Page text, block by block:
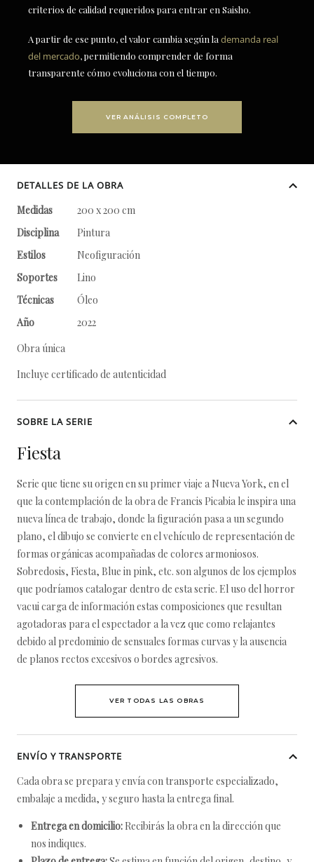
criterios de calidad requeridos para entrar en Saisho.
A partir de ese punto, el valor cambia según la demanda real
del mercado, permitiendo comprender de forma
transparente cómo evoluciona con el tiempo.
VER ANÁLISIS COMPLETO
DETALLES DE LA OBRA
Medidas
200 x 200 cm
Disciplina
Pintura
Estilos
Neofiguración
Soportes
Lino
Técnicas
Óleo
Año
2022
Obra única
Incluye certificado de autenticidad
SOBRE LA SERIE
Fiesta
Serie que tiene su origen en su primer viaje a Nueva York, en el
que la contemplación de la obra de Francis Picabia le inspira una
nueva línea de trabajo, donde la figuración pasa a un segundo
plano, el dibujo se convierte en el vehículo de representación de
formas orgánicas acompañadas de colores armoniosos.
Sobredosis, Fiesta, Blue in pink, etc. son algunos de los ejemplos
que podríamos catalogar dentro de esta serie. El uso del horror
vacui carga de información estas composiciones que resultan
agotadoras para el espectador a la vez que como relajantes
debido al predominio de sensuales formas curvas y la ausencia
de planos rectos excesivos o bordes agresivos.
VER TODAS LAS OBRAS
ENVÍO Y TRANSPORTE
Cada obra se prepara y envía con transporte especializado,
embalaje a medida, y seguro hasta la entrega final.
Entrega en domicilio: Recibirás la obra en la dirección que
nos indiques.